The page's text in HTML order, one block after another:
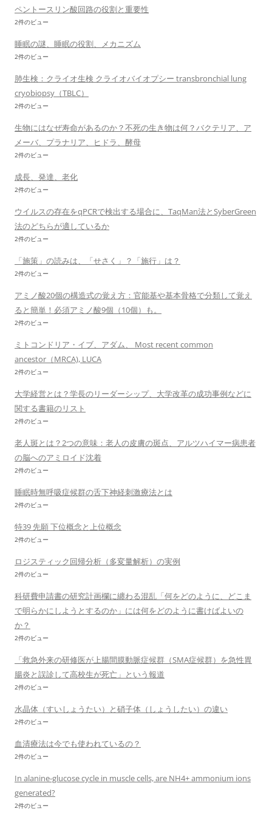
ペントースリン酸回路の役割と重要性
2件のビュー
睡眠の謎、睡眠の役割、メカニズム
2件のビュー
肺生検：クライオ生検 クライオバイオプシー transbronchial lung
cryobiopsy（TBLC）
2件のビュー
生物にはなぜ寿命があるのか？不死の生き物は何？バクテリア、ア
メーバ、プラナリア、ヒドラ、酵母
2件のビュー
成長、発達、老化
2件のビュー
ウイルスの存在をqPCRで検出する場合に、TaqMan法とSyberGreen
法のどちらが適しているか
2件のビュー
「施策」の読みは、「せさく」？「施行」は？
2件のビュー
アミノ酸20個の構造式の覚え方：官能基や基本骨格で分類して覚え
ると簡単！必須アミノ酸9個（10個）も。
2件のビュー
ミトコンドリア・イブ、アダム、 Most recent common
ancestor（MRCA), LUCA
2件のビュー
大学経営とは？学長のリーダーシップ、大学改革の成功事例などに
関する書籍のリスト
2件のビュー
老人斑とは？2つの意味：老人の皮膚の斑点、アルツハイマー病患者
の脳へのアミロイド沈着
2件のビュー
睡眠時無呼吸症候群の舌下神経刺激療法とは
2件のビュー
特39 先願 下位概念と上位概念
2件のビュー
ロジスティック回帰分析（多変量解析）の実例
2件のビュー
科研費申請書の研究計画欄に纏わる混乱「何をどのように、どこま
で明らかにしようとするのか」には何をどのように書けばよいの
か？
2件のビュー
「救急外来の研修医が上腸間膜動脈症候群（SMA症候群）を急性胃
腸炎と誤診して高校生が死亡」という報道
2件のビュー
水晶体（すいしょうたい）と硝子体（しょうしたい）の違い
2件のビュー
血清療法は今でも使われているの？
2件のビュー
In alanine-glucose cycle in muscle cells, are NH4+ ammonium ions
generated?
2件のビュー